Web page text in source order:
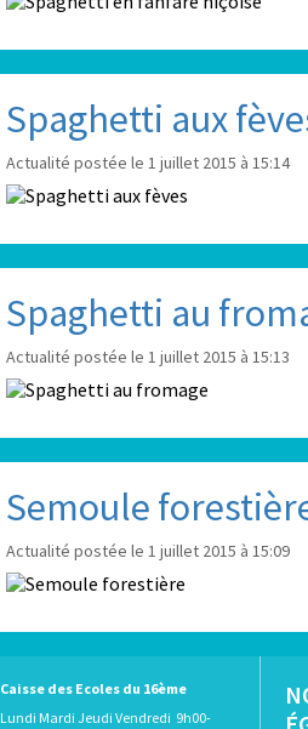
Spaghetti aux
Actualité postée le 1 juillet 2015 à 15:14
Spaghetti au
Actualité postée le 1 juillet 2015 à 15:13
Semoule
Actualité postée le 1 juillet 2015 à 15:09
Caisse des Ecoles du 16ème
Lundi Mardi Jeudi Vendredi 9h00-